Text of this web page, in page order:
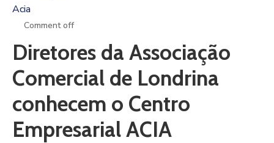
Acia
Comment off
Diretores da Associação
Comercial de Londrina
conhecem o Centro
Empresarial ACIA